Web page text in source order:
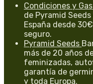
Condiciones y
de Pyramid
España desde
seguro.
Pyramid Seeds
más de 20 años
feminizadas,
garantía de
y toda Europa.